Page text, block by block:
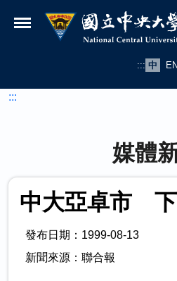
國立中央大學新聞
::: 中 EN
:::
媒體
中大亞卓市
發布日期：1999-08-13
新聞來源：聯合報